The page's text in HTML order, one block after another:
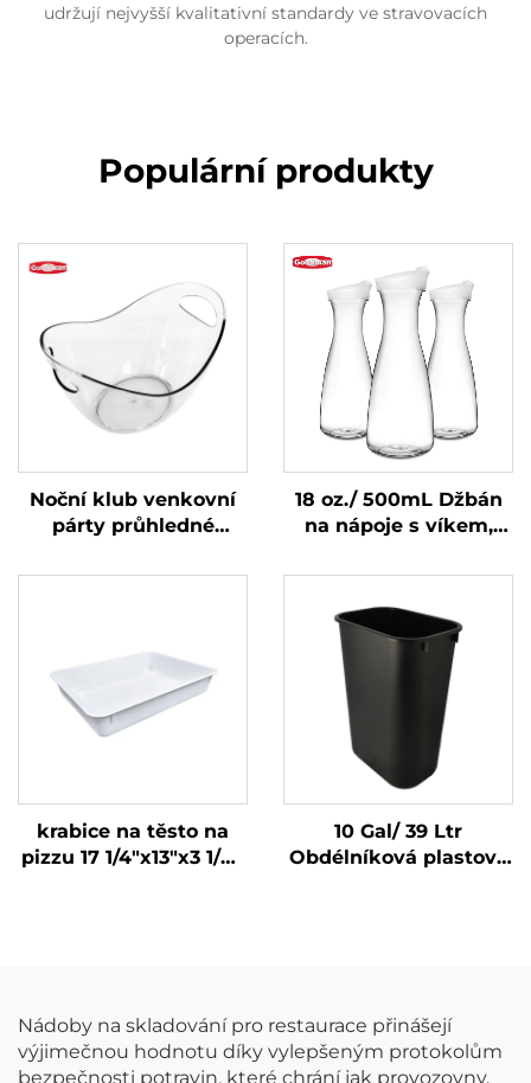
udržují nejvyšší kvalitativní standardy ve stravovacích
operacích.
Populární produkty
Noční klub venkovní
párty průhledné
šampaňské kbelíky
18 oz./ 500mL Džbán
na nápoje s víkem,
krabice na těsto na
pizzu 17 1/4"x13"x3 1/8",
10 Gal/ 39 Ltr
Obdélníková plastová
Nádoby na skladování pro restaurace přinášejí
výjimečnou hodnotu díky vylepšeným protokolům
bezpečnosti potravin, které chrání jak provozovny,